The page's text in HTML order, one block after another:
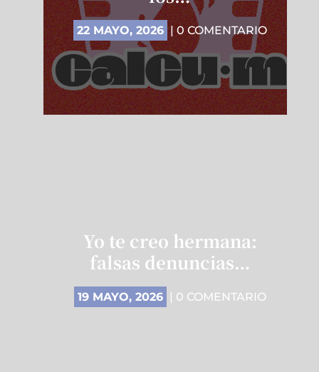
22 MAYO, 2026 | 0 COMENTARIO
Yo te creo hermana:
falsas denuncias…
19 MAYO, 2026 | 0 COMENTARIO